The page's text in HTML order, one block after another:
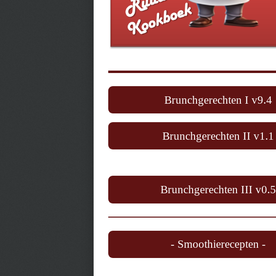
Brunchgerechten I v9.4
Brunchgerechten II v1.1
Brunchgerechten III v0.5
- Smoothierecepten -